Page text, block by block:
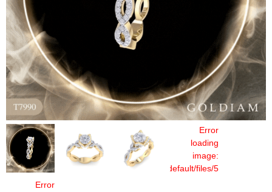
Error
loading
image:
/sites/default/files/5
Error